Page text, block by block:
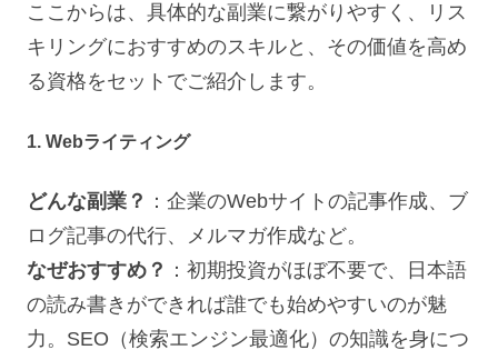
ここからは、具体的な副業に繋がりやすく、リス
キリングにおすすめのスキルと、その価値を高め
る資格をセットでご紹介します。
1. Webライティング
どんな副業？ ：企業のWebサイトの記事作成、ブ
ログ記事の代行、メルマガ作成など。
なぜおすすめ？ ：初期投資がほぼ不要で、日本語
の読み書きができれば誰でも始めやすいのが魅
力。SEO（検索エンジン最適化）の知識を身につ